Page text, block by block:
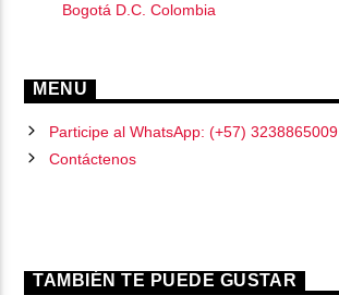
Bogotá D.C. Colombia
MENU
Participe al WhatsApp: (+57) 3238865009
Contáctenos
TAMBIÉN TE PUEDE GUSTAR